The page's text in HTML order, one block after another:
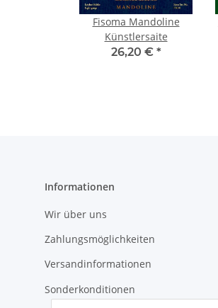
Fisoma Mandoline
Künstlersaite
26,20 € *
Informationen
Wir über uns
Zahlungsmöglichkeiten
Versandinformationen
Sonderkonditionen